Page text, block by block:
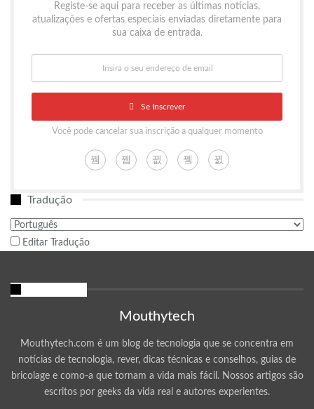
Registe-se aqui para receber as últimas notícias,
atualizações e ofertas especiais enviadas diretamente para
sua caixa de entrada.
Se Inscrever
Você pode cancelar sua inscrição a qualquer momento
Tradução
Editar Tradução
Mouthytech
Mouthytech.com é um blog de tecnologia que se concentra em
notícias de tecnologia, rever, dicas técnicas e conselhos, guias de
bricolage e como-a que tornam a vida mais fácil. Nossos artigos são
escritos por geeks da vida real e autores experientes.